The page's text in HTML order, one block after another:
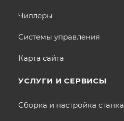
Чиллеры
Системы управления
Карта сайта
УСЛУГИ И СЕРВИСЫ
Сборка и настройка станка